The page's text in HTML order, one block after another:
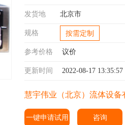
发货地 北京市
规格 按需定制
参考价格 议价
更新时间 2022-08-17 13:35:57
慧宇伟业（北京）流体设备
一键申请试用 咨询